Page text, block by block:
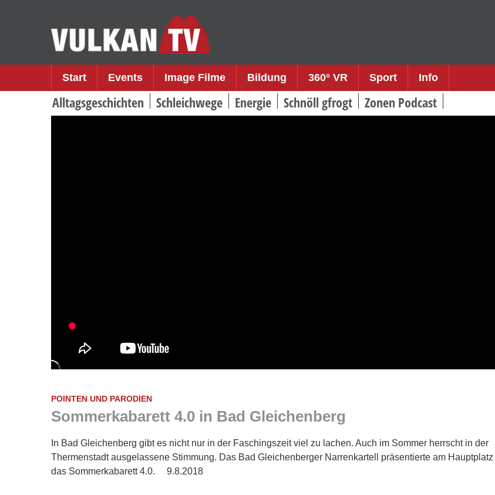
Start Events Image Filme Bildung 360° VR Sport Info
Alltagsgeschichten Schleichwege Energie Schnöll gfrogt Zonen Podcast
POINTEN UND PARODIEN
Sommerkabarett 4.0 in Bad Gleichenberg
In Bad Gleichenberg gibt es nicht nur in der Faschingszeit viel zu lachen. Auch im Sommer herrscht in der
Thermenstadt ausgelassene Stimmung. Das Bad Gleichenberger Narrenkartell präsentierte am Hauptplatz
das Sommerkabarett 4.0. 9.8.2018